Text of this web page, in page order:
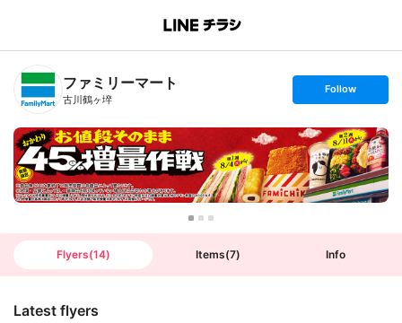
B
n
T
ファミリーマート
古川鶴ヶ埣
s
t
o
l
l
o
w
Follow
Flyers(14) Items(7) Info
Latest flyers